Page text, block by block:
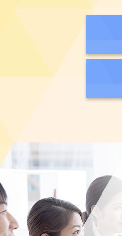
令和7年
令和7
令和7年
令和7
令和7年
令和6
令和6
令和6
令和6